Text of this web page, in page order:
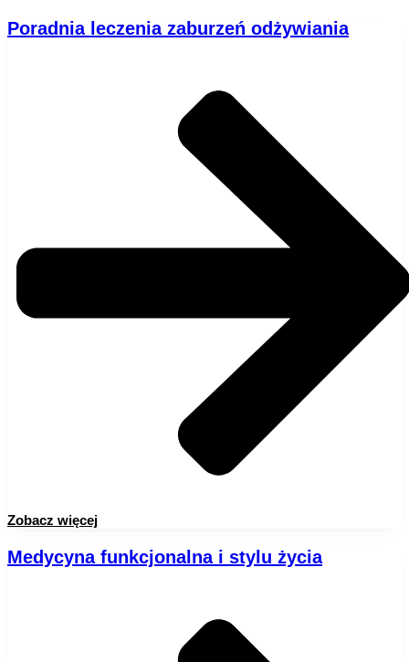
Poradnia leczenia zaburzeń odżywiania
Zobacz więcej
Medycyna funkcjonalna i stylu życia